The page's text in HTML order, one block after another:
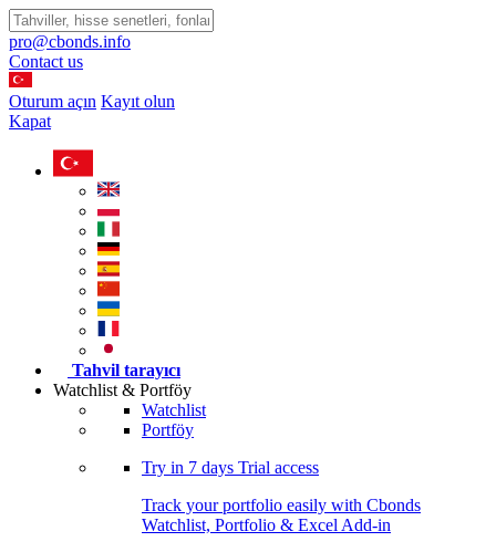
pro@cbonds.info
Contact us
Oturum açın Kayıt olun
Kapat
Tahvil tarayıcı
Watchlist & Portföy
Watchlist
Portföy
Try in 7 days Trial access
Track your portfolio easily with Cbonds
Watchlist, Portfolio & Excel Add-in